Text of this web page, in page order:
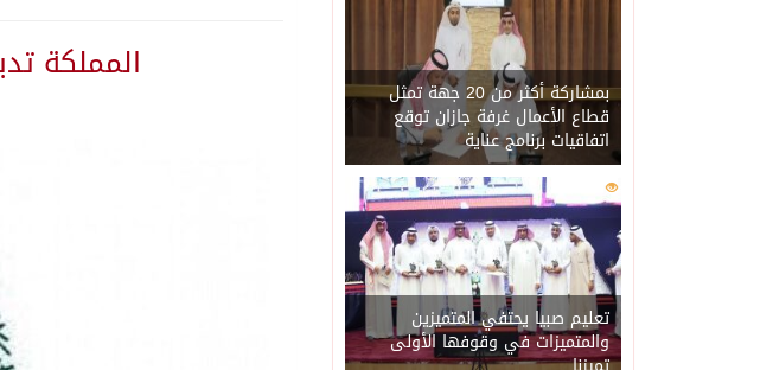
06/08/2026الاحتلال يهدم محالاً تجارية في مخيم قلنديا ويعتقل 11 فلسطينياً بالضفة
06/08/2026الهيئة العامة للإحصاء: إنتاج المملكة من النفط الخام بلغ 3.46 مليارات برميل عام
06/08/2026«الصحة العالمية» تحذر: إيبولا يتسارع في الكونغو
06/08/2026«لدينا كميات هائلة».. ترامب يرد على تقارير نفاد
06/08/2026مركز “استدامة” بجازان يستعرض نظم وتقنيات الري
بمشاركة أكثر من 20 جهة تمثل
قطاع الأعمال غرفة جازان توقع
اتفاقيات برنامج عناية
202
تعليم صبيا يحتفي المتميزين
والمتميزات في وقوفها الأولى
المملكة